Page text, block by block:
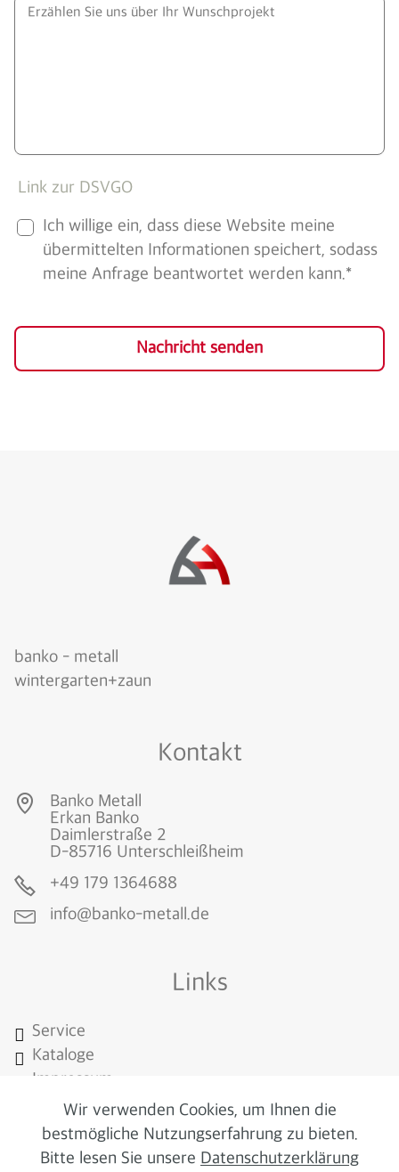
Link zur DSVGO
Ich willige ein, dass diese Website meine
übermittelten Informationen speichert, sodass
meine Anfrage beantwortet werden kann.*
Nachricht senden
banko - metall
wintergarten+zaun
Kontakt
Banko Metall
Erkan Banko
Daimlerstraße 2
D-85716 Unterschleißheim
+49 179 1364688
info@banko-metall.de
Links
Service
Kataloge
Impressum
Disclaimer
AGB
Datenschutz
Wir verwenden Cookies, um Ihnen die
bestmögliche Nutzungserfahrung zu bieten.
Bitte lesen Sie unsere Datenschutzerklärung